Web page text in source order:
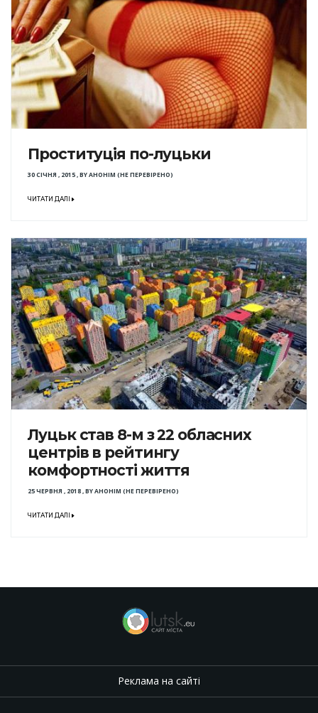
Проституція по-луцьки
30 СІЧНЯ , 2015,BYАНОНІМ (НЕ ПЕРЕВІРЕНО)
ЧИТАТИ ДАЛІ
Луцьк став 8-м з 22 обласних
центрів в рейтингу
комфортності життя
25 ЧЕРВНЯ , 2018,BYАНОНІМ (НЕ ПЕРЕВІРЕНО)
ЧИТАТИ ДАЛІ
Реклама на сайті